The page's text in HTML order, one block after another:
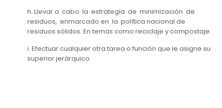
h. Llevar a cabo la estrategia de minimización de
residuos, enmarcado en la política nacional de
residuos sólidos. En temas como reciclaje y compostaje.
i. Efectuar cualquier otra tarea o función que le asigne su
superior jerárquico.